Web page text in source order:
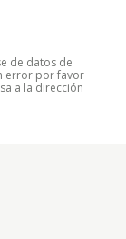
de datos de
error por favor
a la dirección